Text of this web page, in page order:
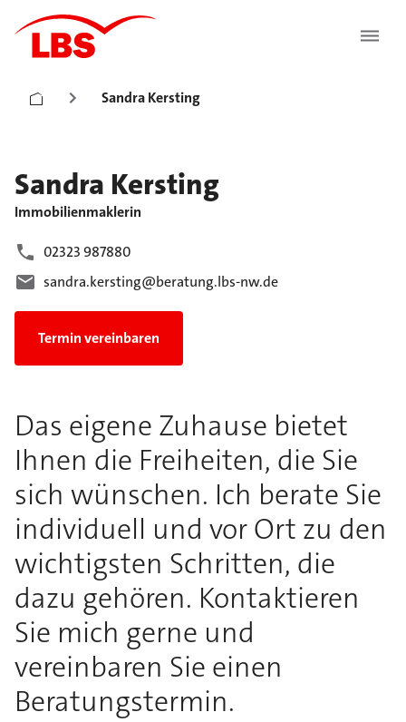
Sandra Kersting
Sandra Kersting
Immobilienmaklerin
02323 987880
sandra.kersting@beratung.lbs-nw.de
Termin vereinbaren
Das eigene Zuhause bietet
Ihnen die Freiheiten, die Sie
sich wünschen. Ich berate Sie
individuell und vor Ort zu den
wichtigsten Schritten, die
dazu gehören. Kontaktieren
Sie mich gerne und
vereinbaren Sie einen
Beratungstermin.